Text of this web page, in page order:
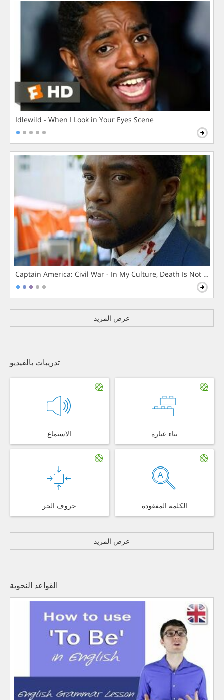
Idlewild - When I Look in Your Eyes Scene
Captain America: Civil War - In My Culture, Death Is Not The
عرض المزيد
تدريبات بالفيديو
الاستماع بناء عبارة
حروف الجر الكلمة المفقودة
عرض المزيد
القواعد النحوية